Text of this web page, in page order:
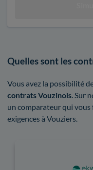
Quelles sont les
Vous avez la possibilité
contrats Vouzinois . Sur
un comparateur qui
exigences à Vouziers.